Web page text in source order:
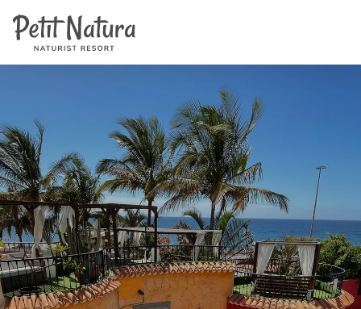
Kamers
Foto's
Contact
NL
EN
FR
IT
DE
ES
Beschikbaarheid & Prijzen